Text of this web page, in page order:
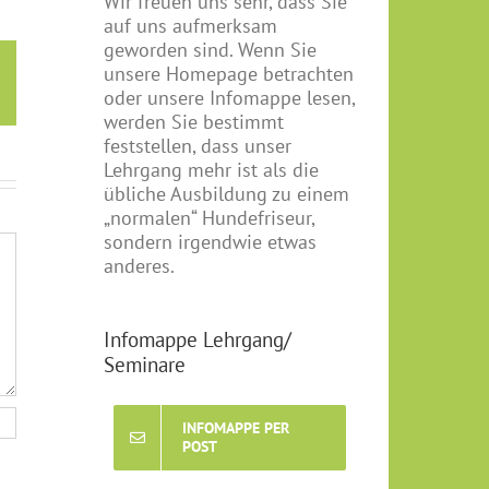
auf uns aufmerksam
geworden sind. Wenn Sie
unsere Homepage betrachten
oder unsere Infomappe lesen,
werden Sie bestimmt
feststellen, dass unser
Lehrgang mehr ist als die
übliche Ausbildung zu einem
„normalen“ Hundefriseur,
sondern irgendwie etwas
anderes.
Infomappe Lehrgang/
Seminare
INFOMAPPE PER
POST